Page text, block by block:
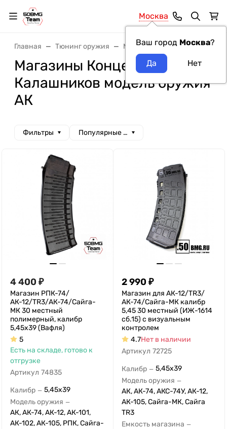
Москва
Ваш город Москва?
Главная Тюнинг оружия Магазины Магазины
Магазины Концерн
Калашников модель оружия
АК
Фильтры Популярные сначала
4 400 ₽
Магазин РПК-74/
АК-12/TR3/АК-74/Сайга-
МК 30 местный
полимерный, калибр
5,45х39 (Вафля)
5
Есть на складе, готово к
отгрузке
Артикул 74835
Калибр — 5,45x39
Модель оружия —
АК, АК-74, АК-12, АК-101,
АК-102, АК-105, РПК, Сайга-
2 990 ₽
Магазин для АК-12/TR3/
АК-74/Сайга-МК калибр
5,45 30 местный (ИЖ-1614
сб.15) с визуальным
контролем
4.7Нет в наличии
Артикул 72725
Калибр — 5,45х39
Модель оружия —
АК, АК-74, АКС-74У, АК-12,
АК-105, Сайга-МК, Сайга
TR3
Емкость магазина —